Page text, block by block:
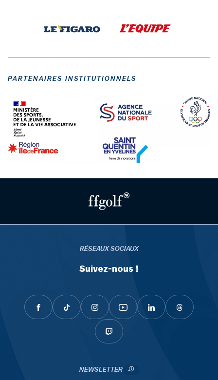
PARTENAIRES INSTITUTIONNELS
RÉSEAUX SOCIAUX
Suivez-nous !
NEWSLETTER